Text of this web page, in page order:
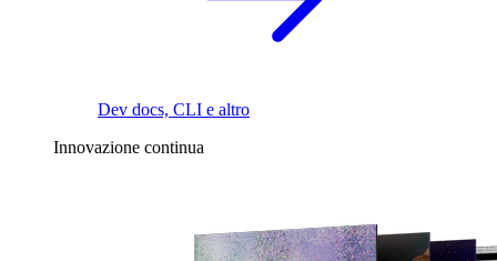
Dev docs, CLI e altro
Innovazione continua